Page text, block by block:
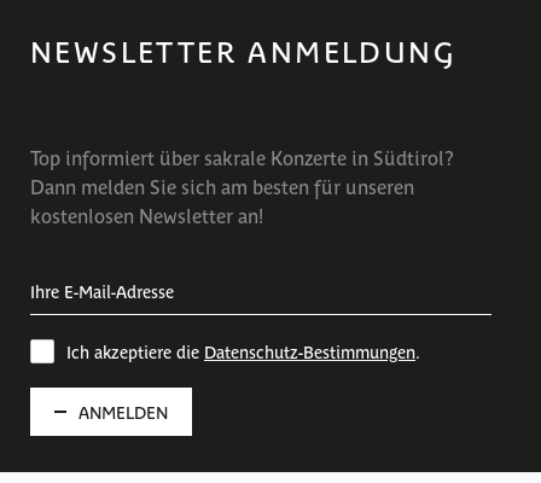
NEWSLETTER ANMELDUNG
Top informiert über sakrale Konzerte in Südtirol?
Dann melden Sie sich am besten für unseren
kostenlosen Newsletter an!
Ich akzeptiere die Datenschutz-Bestimmungen.
ANMELDEN